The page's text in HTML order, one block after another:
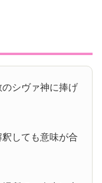
シヴァ神に捧げ
しても意味が合